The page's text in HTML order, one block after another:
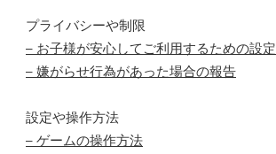
プライバシーや制限
– お子様が安心してご利用するための設定
– 嫌がらせ行為があった場合の報告
設定や操作方法
– ゲームの操作方法